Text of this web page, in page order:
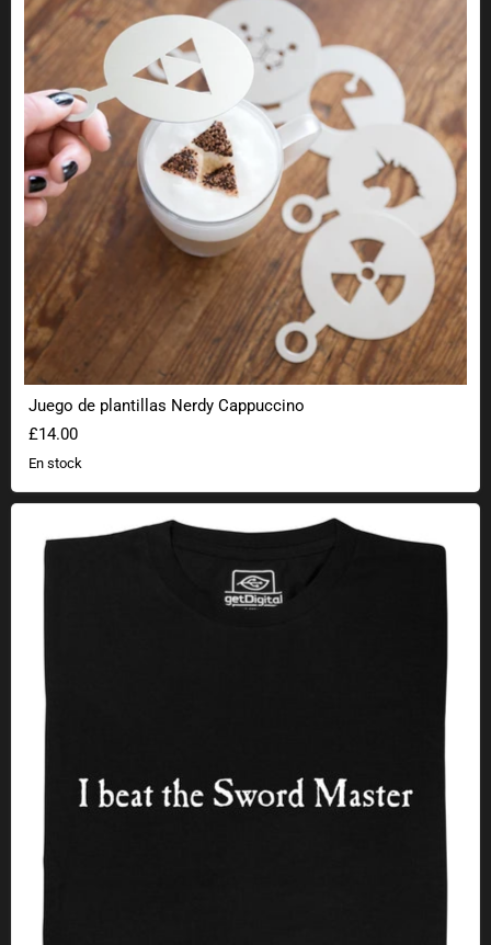
Juego de plantillas Nerdy Cappuccino
£14.00
En stock
Vencí al Maestro de la Espada